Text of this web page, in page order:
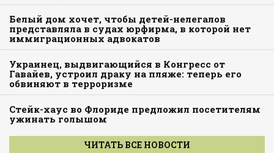
Белый дом хочет, чтобы детей-нелегалов
представляла в судах юрфирма, в которой нет
иммиграционных адвокатов
Украинец, выдвигающийся в Конгресс от
Гавайев, устроил драку на пляже: теперь его
обвиняют в терроризме
Стейк-хаус во Флориде предложил посетителям
ужинать голышом
ЧИТАТЬ ВСЕ НОВОСТИ